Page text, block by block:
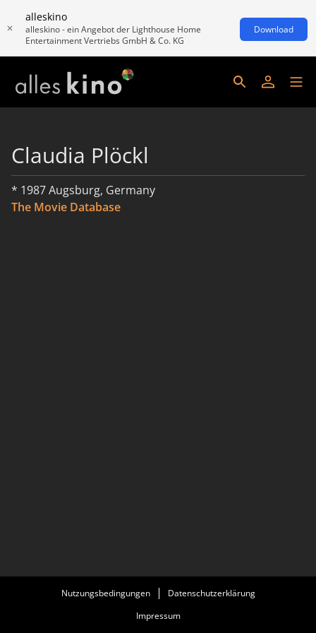
alleskino
alleskino - ein Angebot der Lighthouse Home
Entertainment Vertriebs GmbH & Co. KG
Download
Claudia Plöckl
* 1987 Augsburg, Germany
The Movie Database
Nutzungsbedingungen
Datenschutzerklärung
Impressum